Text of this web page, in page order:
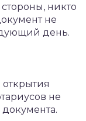
никто
не
день.
не